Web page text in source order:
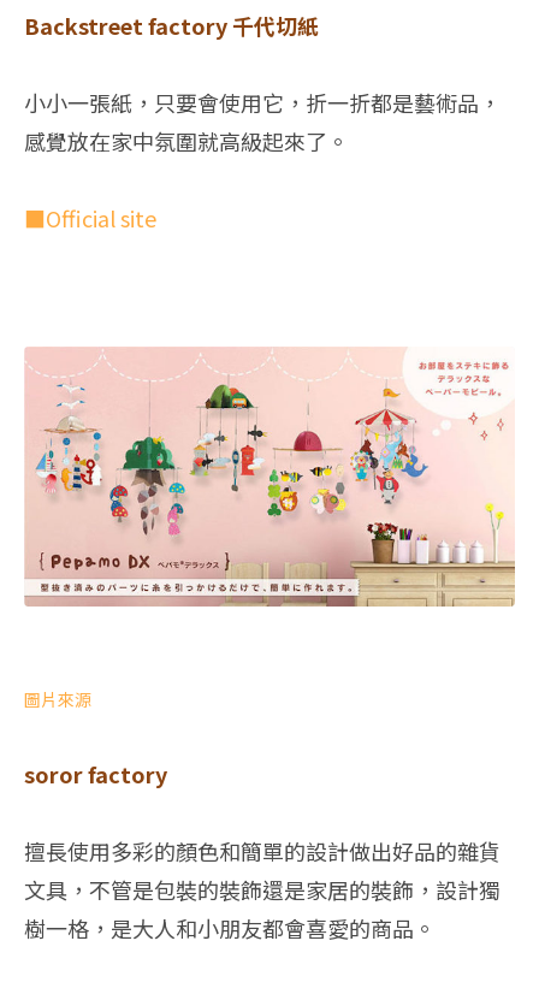
Backstreet factory 千代切紙
小小一張紙，只要會使用它，折一折都是藝術品，
感覺放在家中氛圍就高級起來了。
■Official site
圖片來源
soror factory
擅長使用多彩的顏色和簡單的設計做出好品的雜貨
文具，不管是包裝的裝飾還是家居的裝飾，設計獨
樹一格，是大人和小朋友都會喜愛的商品。